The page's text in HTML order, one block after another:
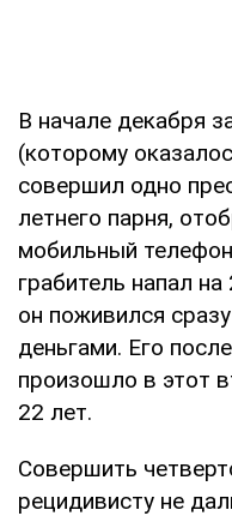
В начале декабря
(которому
совершил одно
летнего парня,
мобильный
грабитель напал
он поживился
деньгами. Его
произошло в этот
22 лет.
Совершить
рецидивисту не